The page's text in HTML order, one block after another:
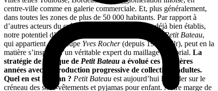
centre-ville comme en galerie commerciale. Et, plus généralement,
dans toutes les zones de plus de 50 000 habitants. Par rapport à
d’autres acteurs du créneau dont les réseaux sont déjà bien établis,
notre potentiel d’implantations est encore important. Petit Bateau,
qui appartient au Groupe Yves Rocher(depuis 1988, ndlr), peut en la
matière s’inspirer d’un véritable expert du maillage territorial. La
stratégie de marque de Petit Bateau a évolué ces dernières
années avec l’introduction progressive de collections adultes.
Quel en est le bilan ? Petit Bateau est aujourd’hui le leader sur le
créneau des sous-vêtements et pyjamas pour enfant. Notre marge de